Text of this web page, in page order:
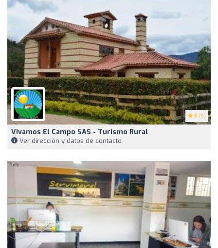
5 (5)
Vivamos El Campo SAS - Turismo Rural
Ver dirección y datos de contacto